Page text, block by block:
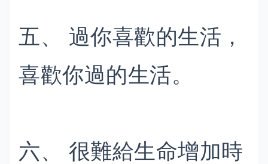
五、 過你喜歡的生活，
喜歡你過的生活。
六、 很難給生命增加時